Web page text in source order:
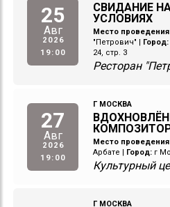
25
Авг
2026
19:00
СВИДАНИЕ
УСЛОВИЯХ
Место
"Петрович"
Город:
24, стр. 3
Ресторан
27
Авг
2026
19:00
Г МОСКВА
Место
Арбате
Город: г
Культурный
Г МОСКВА